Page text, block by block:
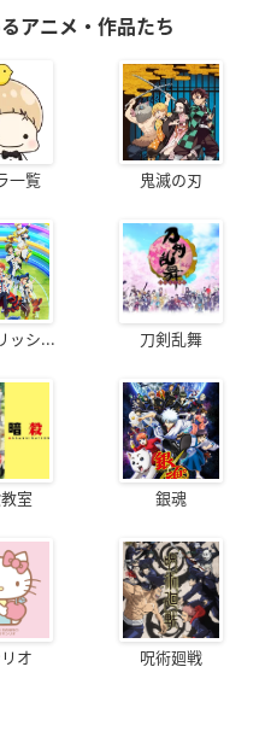
アニメ・作品たち
一覧 鬼滅の刃
ッシ... 刀剣乱舞
室 銀魂
オ 呪術廻戦